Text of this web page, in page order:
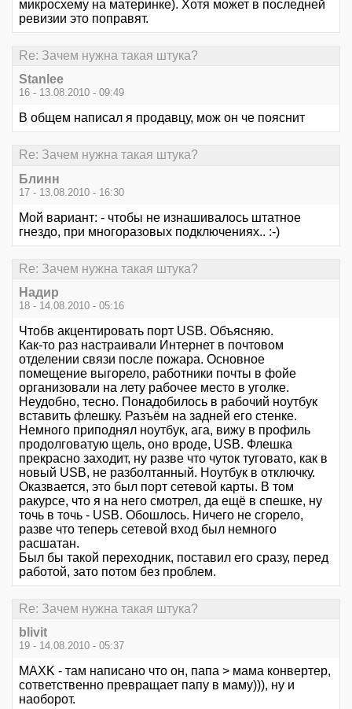
микросхему на материнке). Хотя может в последней
ревизии это поправят.
Re: Зачем нужна такая штука?
Stanlee
16 - 13.08.2010 - 09:49
В общем написал я продавцу, мож он че пояснит
Re: Зачем нужна такая штука?
Блинн
17 - 13.08.2010 - 16:30
Мой вариант: - чтобы не изнашивалось штатное
гнездо, при многоразовых подключениях.. :-)
Re: Зачем нужна такая штука?
Надир
18 - 14.08.2010 - 05:16
Чтобв акцентировать порт USB. Объясняю.
Как-то раз настраивали Интернет в почтовом
отделении связи после пожара. Основное
помещение выгорело, работники почты в фойе
организовали на лету рабочее место в уголке.
Неудобно, тесно. Понадобилось в рабочий ноутбук
вставить флешку. Разъём на задней его стенке.
Немного приподнял ноутбук, ага, вижу в профиль
продолговатую щель, оно вроде, USB. Флешка
прекрасно заходит, ну разве что чуток туговато, как в
новый USB, не разболтанный. Ноутбук в отключку.
Оказвается, это был порт сетевой карты. В том
ракурсе, что я на него смотрел, да ещё в спешке, ну
точь в точь - USB. Обошлось. Ничего не сгорело,
разве что теперь сетевой вход был немного
расшатан.
Был бы такой переходник, поставил его сразу, перед
работой, зато потом без проблем.
Re: Зачем нужна такая штука?
blivit
19 - 14.08.2010 - 05:37
MAXK - там написано что он, папа > мама конвертер,
сответственно превращает папу в маму))), ну и
наоборот.